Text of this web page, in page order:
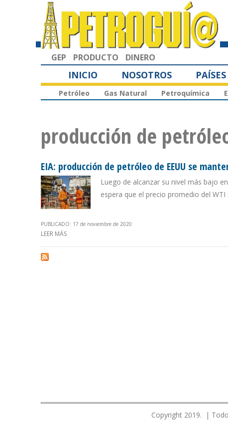
GEP PRODUCTO DINERO
INICIO NOSOTROS PAÍSES
Petróleo Gas Natural Petroquímica
producción de
EIA: producción de petróleo de EEUU se
Luego de alcanzar su nivel más bajo
espera que el precio promedio del
PUBLICADO: 17 de noviembre de 2020
LEER MÁS
Copyright 2019. |